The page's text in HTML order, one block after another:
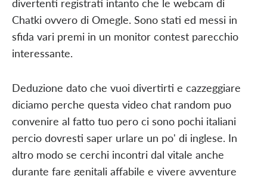
Chatki ovvero di Omegle. Sono stati ed messi in
sfida vari premi in un monitor contest parecchio
interessante.
Deduzione dato che vuoi divertirti e cazzeggiare
diciamo perche questa video chat random puo
convenire al fatto tuo pero ci sono pochi italiani
percio dovresti saper urlare un po' di inglese. In
altro modo se cerchi incontri dal vitale anche
durante fare genitali affabile e vivere avventure